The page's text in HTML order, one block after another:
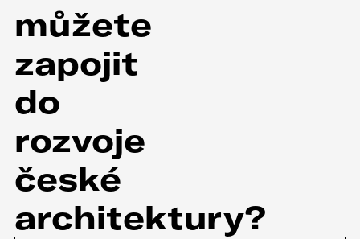
můžete
zapojit
do
rozvoje
české
architektury?